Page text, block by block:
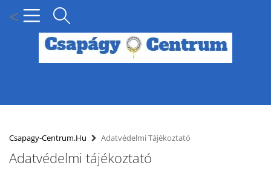
<
MENÜ
KÍNÁLATUNK
HÍREK
Csapagy-Centrum.hu Adatvédelmi Tájékoztató
Adatvédelmi tájékoztató